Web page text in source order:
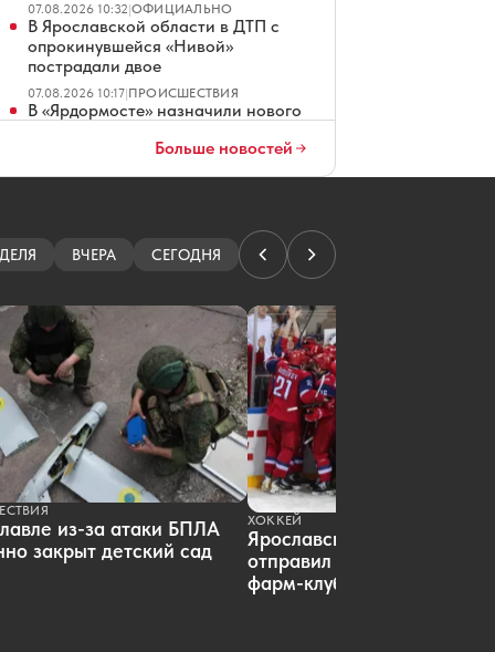
07.08.2026 10:32|ОФИЦИАЛЬНО
В Ярославской области в ДТП с
опрокинувшейся «Нивой»
пострадали двое
07.08.2026 10:17|ПРОИСШЕСТВИЯ
В «Ярдормосте» назначили нового
ОБЩЕСТВО
Окрестности Ярославля покинули
Ярославский бизнесмен не смог
победить борщевик с помощью
07.08.2026 09:19|ОБЩЕСТВО
В Ярославской области погиб
рыбак, перевернувшийся на лодке
07.08.2026 09:17 ПРОИСШЕСТВИЯ
Организатора сайта ярославских
проституток судили за
мошенничество
07.08.2026 08:01 |КРИМИНАЛ
Ярославские водители ждут чеков
на платных парковках
07.08.2026 07:01 ОБЩЕСТВО
В Ярославле повторно продают
четырехзвездочный отель
Ярославец просит не превращать
Больше новостей
ВЧЕРА СЕГОДНЯ
из-за атаки БПЛА
закрыт детский сад
ХОККЕЙ
Ярославский «Локомотив»
отправил пятерых
фарм-клуб